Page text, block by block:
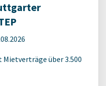
über 3.500